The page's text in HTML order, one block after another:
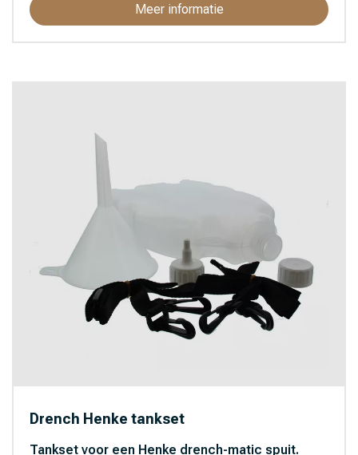
Meer informatie
Drench Henke tankset
Tankset voor een Henke drench-matic spuit.